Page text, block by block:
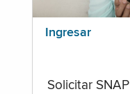
Ingresar
Solicitar SNAP